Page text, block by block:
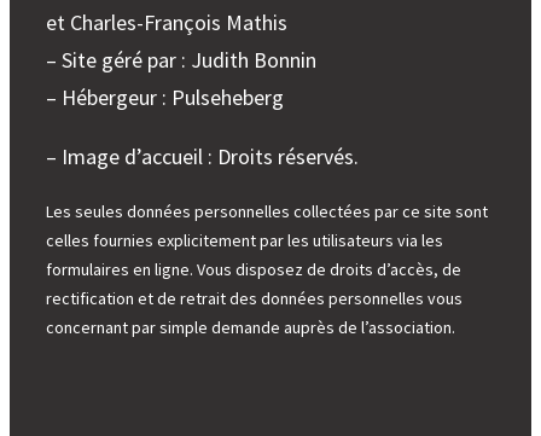
et Charles-François Mathis
– Site géré par : Judith Bonnin
– Hébergeur : Pulseheberg
– Image d’accueil : Droits réservés.
Les seules données personnelles collectées par ce site sont
celles fournies explicitement par les utilisateurs via les
formulaires en ligne. Vous disposez de droits d’accès, de
rectification et de retrait des données personnelles vous
concernant par simple demande auprès de l’association.